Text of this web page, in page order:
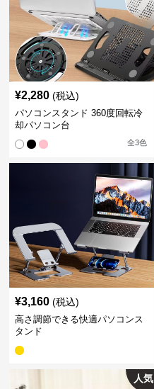
¥2,280 (税込)
パソコンスタンド 360度回転冷
却パソコン台
全3色
¥3,160 (税込)
高さ調節できる快適パソコンス
タンド
人気